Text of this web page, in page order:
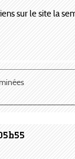
sur le site la